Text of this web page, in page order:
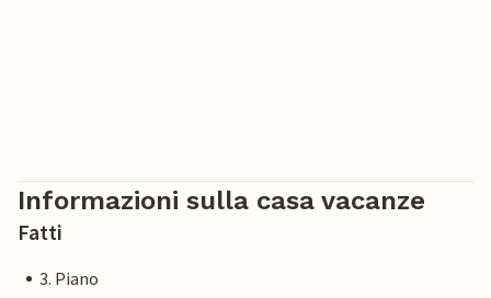
Informazioni sulla casa vacanze
Fatti
3. Piano